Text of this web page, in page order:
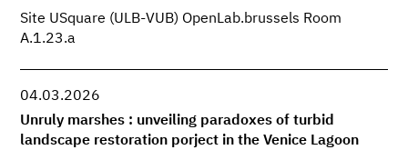
Site USquare (ULB-VUB) OpenLab.brussels Room
A.1.23.a
04.03.2026
Unruly marshes : unveiling paradoxes of turbid
landscape restoration porject in the Venice Lagoon